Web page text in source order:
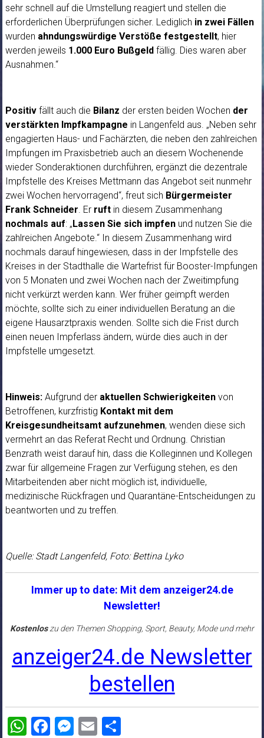
sehr schnell auf die Umstellung reagiert und stellen die
erforderlichen Überprüfungen sicher. Lediglich in zwei Fällen
wurden ahndungswürdige Verstöße festgestellt, hier
werden jeweils 1.000 Euro Bußgeldfällig. Dies waren aber
Ausnahmen.“
Positivfällt auch die Bilanz der ersten beiden Wochen der
verstärkten Impfkampagne in Langenfeld aus. „Neben sehr
engagierten Haus- und Fachärzten, die neben den zahlreichen
Impfungen im Praxisbetrieb auch an diesem Wochenende
wieder Sonderaktionen durchführen, ergänzt die dezentrale
Impfstelle des Kreises Mettmann das Angebot seit nunmehr
zwei Wochen hervorragend“, freut sich Bürgermeister
Frank Schneider. Er ruftin diesem Zusammenhang
nochmals auf: „Lassen Sie sich impfenund nutzen Sie die
zahlreichen Angebote.“ In diesem Zusammenhang wird
nochmals darauf hingewiesen, dass in der Impfstelle des
Kreises in der Stadthalle die Wartefrist für Booster-Impfungen
von 5 Monaten und zwei Wochen nach der Zweitimpfung
nicht verkürzt werden kann. Wer früher geimpft werden
möchte, sollte sich zu einer individuellen Beratung an die
eigene Hausarztpraxis wenden. Sollte sich die Frist durch
einen neuen Impferlass ändern, würde dies auch in der
Impfstelle umgesetzt.
Hinweis:Aufgrund der aktuellen Schwierigkeitenvon
Betroffenen, kurzfristig Kontakt mit dem
Kreisgesundheitsamt aufzunehmen, wenden diese sich
vermehrt an das Referat Recht und Ordnung. Christian
Benzrath weist darauf hin, dass die Kolleginnen und Kollegen
zwar für allgemeine Fragen zur Verfügung stehen, es den
Mitarbeitenden aber nicht möglich ist, individuelle,
medizinische Rückfragen und Quarantäne-Entscheidungen zu
beantworten und zu treffen.
Quelle: Stadt Langenfeld, Foto: Bettina Lyko
Immer up to date: Mit dem anzeiger24.de
Newsletter!
Kostenloszu den Themen Shopping, Sport, Beauty, Mode und mehr
anzeiger24.de Newsletter
bestellen
WhatsApp
Facebook
Messenger
EmailTeilen